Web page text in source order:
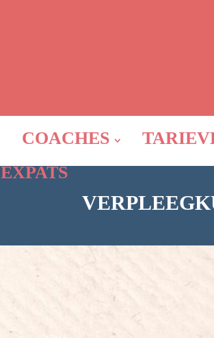
COACHES
EXPATS